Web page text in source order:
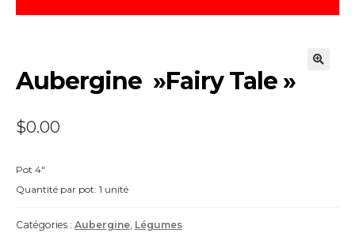
Aubergine »Fairy Tale »
$0.00
Pot 4″
Quantité par pot: 1 unité
Catégories : Aubergine, Légumes